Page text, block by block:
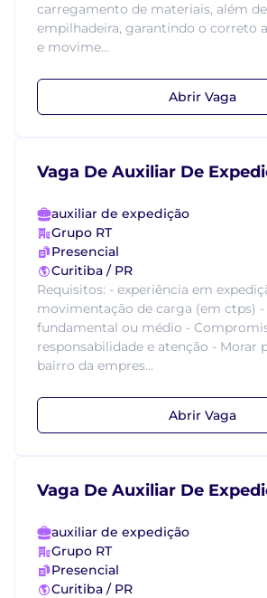
carregamento de materiais, além
empilhadeira, garantindo o correto
e movime...
Abrir Vaga
Vaga De Auxiliar De
auxiliar de expedição
Grupo RT
Presencial
Curitiba / PR
Requisitos: - experiência em
movimentação de carga (em ctps) -
fundamental ou médio -
responsabilidade e atenção - Morar
bairro da empres...
Abrir Vaga
Vaga De Auxiliar De
auxiliar de expedição
Grupo RT
Presencial
Curitiba / PR